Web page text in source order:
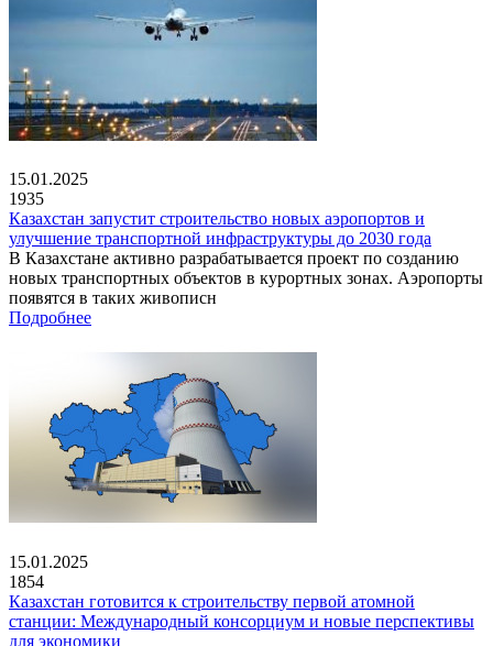
15.01.2025
1935
Казахстан запустит строительство новых аэропортов и
улучшение транспортной инфраструктуры до 2030 года
В Казахстане активно разрабатывается проект по созданию
новых транспортных объектов в курортных зонах. Аэропорты
появятся в таких живописн
Подробнее
15.01.2025
1854
Казахстан готовится к строительству первой атомной
станции: Международный консорциум и новые перспективы
для экономики